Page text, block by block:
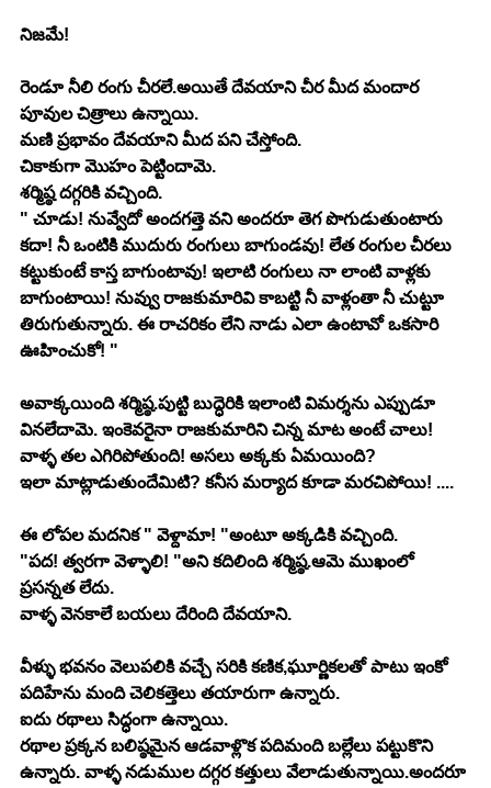
నిజమే!
రెండూ నీలి రంగు చీరలే.అయితే దేవయాని చీర మీద మందార
పూవుల చిత్రాలు ఉన్నాయి.
మణి ప్రభావం దేవయాని మీద పని చేస్తోంది.
చికాకుగా మొహం పెట్టిందామె.
శర్మిష్ఠ దగ్గరికి వచ్చింది.
" చూడు! నువ్వేదో అందగత్తె వని అందరూ తెగ పొగుడుతుంటారు
కదా! నీ ఒంటికి ముదురు రంగులు బాగుండవు! లేత రంగుల చీరలు
కట్టుకుంటే కాస్త బాగుంటావు! ఇలాటి రంగులు నా లాంటి వాళ్లకు
బాగుంటాయి! నువ్వు రాజకుమారివి కాబట్టి నీ వాళ్లంతా నీ చుట్టూ
తిరుగుతున్నారు. ఈ రాచరికం లేని నాడు ఎలా ఉంటావో ఒకసారి
ఊహించుకో! "
అవాక్కయింది శర్మిష్ఠ.పుట్టి బుద్ధెరికి ఇలాంటి విమర్శను ఎప్పుడూ
వినలేదామె. ఇంకెవరైనా రాజకుమారిని చిన్న మాట అంటే చాలు!
వాళ్ళ తల ఎగిరిపోతుంది! అసలు అక్కకు ఏమయింది?
ఇలా మాట్లాడుతుందేమిటి? కనీస మర్యాద కూడా మరచిపోయి! ....
ఈ లోపల మదనిక " వెళ్దామా! "అంటూ అక్కడికి వచ్చింది.
"పద! త్వరగా వెళ్ళాలి! "అని కదిలింది శర్మిష్ఠ.ఆమె ముఖంలో
ప్రసన్నత లేదు.
వాళ్ళ వెనకాలే బయలు దేరింది దేవయాని.
వీళ్ళు భవనం వెలుపలికి వచ్చే సరికి కణిక,ఘూర్ణికలతో పాటు ఇంకో
పదిహేను మంది చెలికత్తెలు తయారుగా ఉన్నారు.
ఐదు రథాలు సిద్ధంగా ఉన్నాయి.
రథాల ప్రక్కన బలిష్ఠమైన ఆడవాళ్లొక పదిమంది బల్లేలు పట్టుకొని
ఉన్నారు. వాళ్ళ నడుముల దగ్గర కత్తులు వేలాడుతున్నాయి.అందరూ